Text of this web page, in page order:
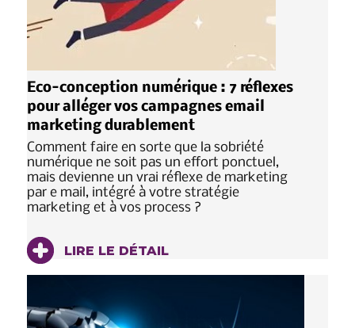
Eco-conception numérique : 7 réflexes
pour alléger vos campagnes email
marketing durablement
Comment faire en sorte que la sobriété
numérique ne soit pas un effort ponctuel,
mais devienne un vrai réflexe de marketing
par e mail, intégré à votre stratégie
marketing et à vos process ?
LIRE LE DÉTAIL